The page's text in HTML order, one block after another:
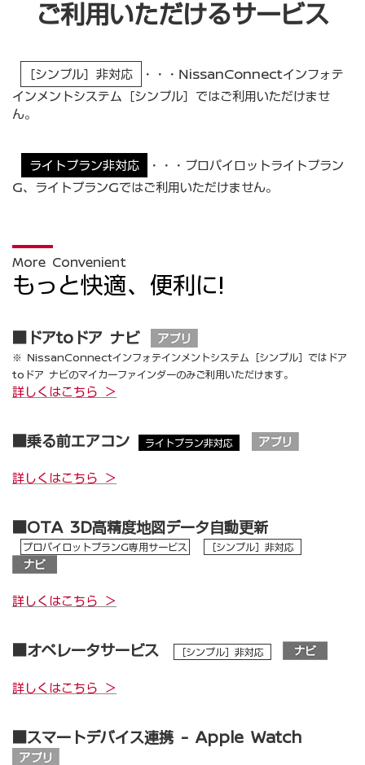
ご利用いただけるサービス
［シンプル］非対応
・・・NissanConnectインフォテ
インメントシステム［シンプル］ではご利用いただけませ
ん。
ライトプラン非対応
・・・プロパイロットライトプラン
G、ライトプランGではご利用いただけません。
もっと快適、便利に!
More Convenient
■ドアtoドア ナビ
※ NissanConnectインフォテインメントシステム［シンプル］ではドア
toドア ナビのマイカーファインダーのみご利用いただけます。
詳しくはこちら ＞
■乗る前エアコン ライトプラン非対応
詳しくはこちら ＞
■OTA 3D高精度地図データ自動更新
プロパイロットプランG専用サービス ［シンプル］非対応
詳しくはこちら ＞
■オペレータサービス ［シンプル］非対応
詳しくはこちら ＞
■スマートデバイス連携 - Apple Watch